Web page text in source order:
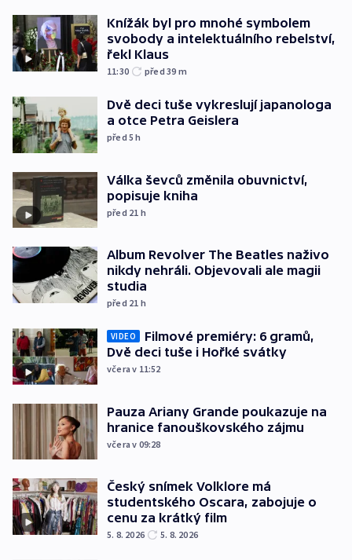
Knížák byl pro mnohé symbolem
svobody a intelektuálního rebelství,
řekl Klaus
11:30 před 39 m
Dvě deci tuše vykreslují japanologa
a otce Petra Geislera
před 5h
Válka ševců změnila obuvnictví,
popisuje kniha
před 21 h
Album Revolver The Beatles naživo
nikdy nehráli. Objevovali ale magii
studia
před 21 h
VIDEO
Filmové premiéry: 6 gramů,
Dvě deci tuše i Hořké svátky
včera v 11:52
Pauza Ariany Grande poukazuje na
hranice fanouškovského zájmu
včera v 09:28
Český snímek Volklore má
studentského Oscara, zabojuje o
cenu za krátký film
5. 8. 2026 5. 8. 2026